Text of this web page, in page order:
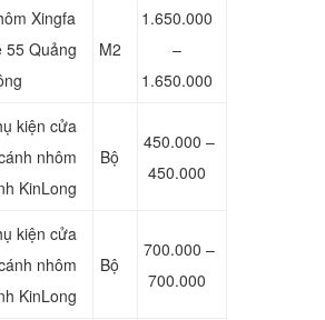
Xingfa
55 Quảng
M2
1.650.000
–
1.650.000
kiện cửa
nhôm
KinLong
Bộ
450.000 –
450.000
kiện cửa
nhôm
KinLong
Bộ
700.000 –
700.000